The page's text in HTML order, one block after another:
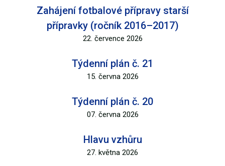
Zahájení fotbalové přípravy starší
přípravky (ročník 2016–2017)
22. července 2026
Týdenní plán č. 21
15. června 2026
Týdenní plán č. 20
07. června 2026
Hlavu vzhůru
27. května 2026